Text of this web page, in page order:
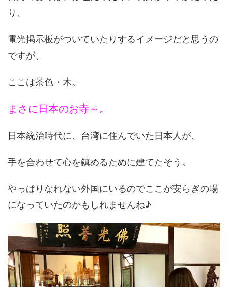
り、
電光掲示板がついていたりするイメージだと思うの
ですが、
ここは茶色・木。
まさに日本のお寺～。
日本統治時代に、台湾に住んでいた日本人が、
手を合わせて心を鎮めるために建てたそう。
やっぱりなれない外国にいるのでここが安らぎの場
になっていたのかもしれませんね♪